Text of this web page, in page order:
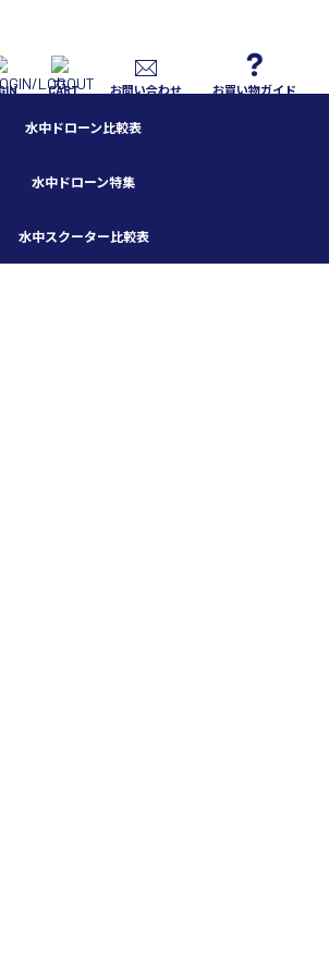
CART お問い合わせ お買い物ガイド
水中ドローン比較表
水中ドローン特集
水中スクーター比較表